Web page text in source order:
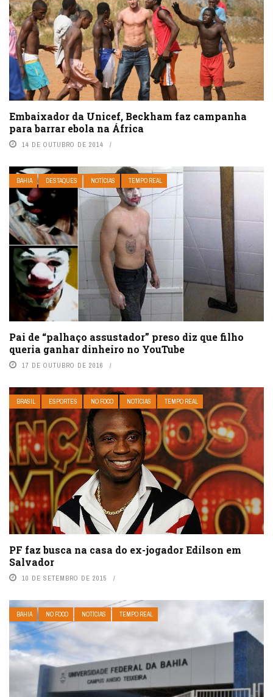
Embaixador da Unicef, Beckham faz campanha
para barrar ebola na África
14 DE OUTUBRO DE 2014
BAHIA DESTAQUES NOTÍCIAS TEMPO REAL
Pai de “palhaço assustador” preso diz que filho
queria ganhar dinheiro no YouTube
17 DE OUTUBRO DE 2016
BRASIL ESPORTES NO FOCO NOTÍCIAS TEMPO REAL
PF faz busca na casa do ex-jogador Edílson em
Salvador
10 DE SETEMBRO DE 2015
BAHIA NO FOCO NOTÍCIAS TEMPO REAL